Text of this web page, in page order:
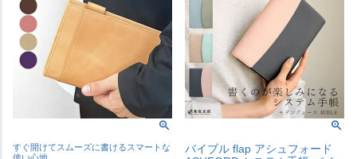
すぐ開けてスムーズに書けるスマートな
バイブル flap アシュフォード